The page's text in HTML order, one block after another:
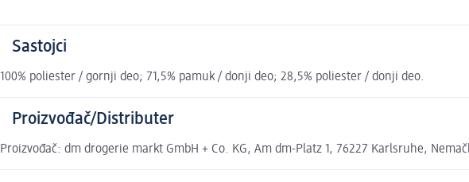
Sastojci
100% poliester / gornji deo; 71,5% pamuk / donji deo; 28,5% poliester / donji deo.
Proizvođač/Distributer
Proizvođač: dm drogerie markt GmbH + Co. KG, Am dm-Platz 1, 76227 Karlsruhe,